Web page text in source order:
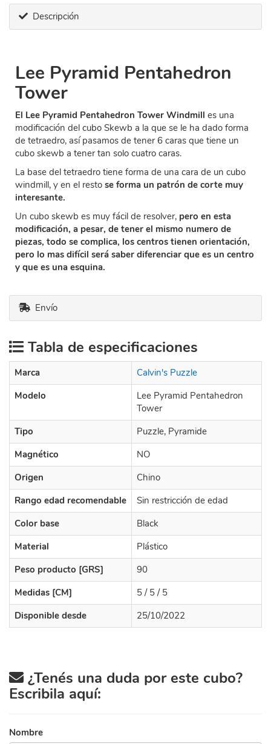
Descripción
Lee Pyramid Pentahedron
Tower
El Lee Pyramid Pentahedron Tower Windmill es una
modificación del cubo Skewb a la que se le ha dado forma
de tetraedro, así pasamos de tener 6 caras que tiene un
cubo skewb a tener tan solo cuatro caras.
La base del tetraedro tiene forma de una cara de un cubo
windmill, y en el resto se forma un patrón de corte muy
interesante.
Un cubo skewb es muy fácil de resolver, pero en esta
modificación, a pesar, de tener el mismo numero de
piezas, todo se complica, los centros tienen orientación,
pero lo mas difícil será saber diferenciar que es un centro
y que es una esquina.
Envío
Tabla de especificaciones
Marca
Calvin's Puzzle
Modelo
Lee Pyramid Pentahedron
Tower
Tipo
Puzzle, Pyramide
Magnético
NO
Origen
Chino
Rango edad recomendable
Sin restricción de edad
Color base
Black
Material
Plástico
Peso producto [GRS]
90
Medidas [CM]
5 / 5 / 5
Disponible desde
25/10/2022
¿Tenés una duda por este cubo?
Escribila aquí:
Nombre